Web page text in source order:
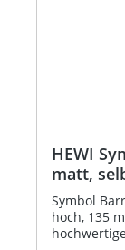
HEWI
matt,
Symbol
hoch, 135